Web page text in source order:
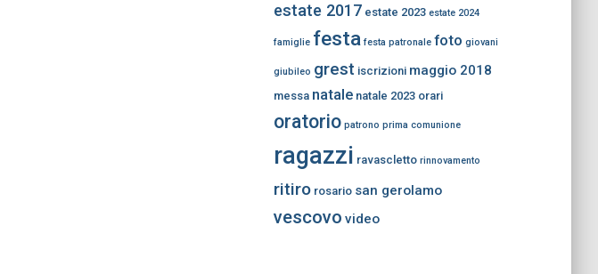
estate 2017 estate 2023 estate 2024
famiglie festa festa patronale foto giovani
giubileo grest iscrizioni maggio 2018
messa natale natale 2023 orari
oratorio patrono prima comunione
ragazzi ravascletto rinnovamento
ritiro rosario san gerolamo
vescovo video